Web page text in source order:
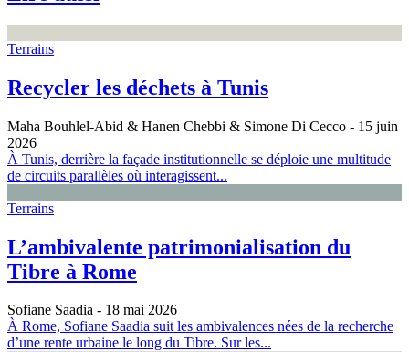
Terrains
Recycler les déchets à Tunis
Maha Bouhlel-Abid & Hanen Chebbi & Simone Di Cecco - 15 juin
2026
À Tunis, derrière la façade institutionnelle se déploie une multitude
de circuits parallèles où interagissent...
Terrains
L’ambivalente patrimonialisation du
Tibre à Rome
Sofiane Saadia - 18 mai 2026
À Rome, Sofiane Saadia suit les ambivalences nées de la recherche
d’une rente urbaine le long du Tibre. Sur les...